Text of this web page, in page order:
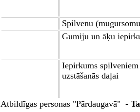
Spilvenu
Gumiju un āķu
Iepirkums
uzstāšanās daļai
Atbildīgas personas "Pārdaugavā" -